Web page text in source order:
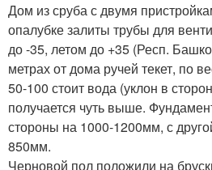
Дом из сруба с двумя
опалубке залиты трубы для
до -35, летом до +35 (Респ.
метрах от дома ручей текет, по
50-100 стоит вода (уклон в
получается чуть выше.
стороны на 1000-1200мм, с
850мм.
Черновой пол положили на